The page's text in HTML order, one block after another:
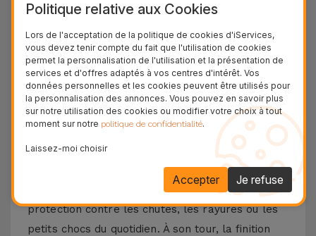
portable, combinée à un toucher doux sans
négliger le design et les fonctionnalités
emblématiques de votre téléphone portable
Samsung.
Découvrez les avantages d'une coque en
silicone Samsung
La coque en silicone pour Samsung se distingue
par sa légèreté et sa flexibilité. Fabriqué à partir
de matériaux de haute qualité, vous aurez une
protection contre les chutes, les rayures ou les
petits chocs du quotidien. À son tour, la finition
Politique relative aux Cookies
Lors de l'acceptation de la politique de cookies d'iServices,
vous devez tenir compte du fait que l'utilisation de cookies
permet la personnalisation de l'utilisation et la présentation de
services et d'offres adaptés à vos centres d'intérêt. Vos
données personnelles et les cookies peuvent être utilisés pour
la personnalisation des annonces. Vous pouvez en savoir plus
sur notre utilisation des cookies ou modifier votre choix à tout
moment sur notre politique de confidentialité.
Laissez-moi choisir
Je refuse
Accepter